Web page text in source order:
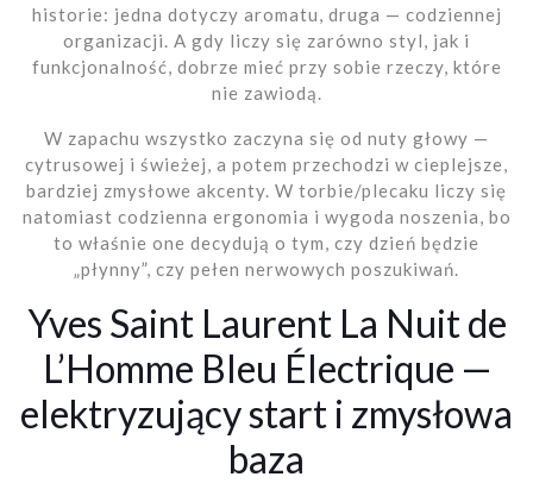
historie: jedna dotyczy aromatu, druga — codziennej
organizacji. A gdy liczy się zarówno styl, jak i
funkcjonalność, dobrze mieć przy sobie rzeczy, które
nie zawiodą.
W zapachu wszystko zaczyna się od nuty głowy —
cytrusowej i świeżej, a potem przechodzi w cieplejsze,
bardziej zmysłowe akcenty. W torbie/plecaku liczy się
natomiast codzienna ergonomia i wygoda noszenia, bo
to właśnie one decydują o tym, czy dzień będzie
„płynny”, czy pełen nerwowych poszukiwań.
Yves Saint Laurent La Nuit de
L’Homme Bleu Électrique —
elektryzujący start i zmysłowa
baza